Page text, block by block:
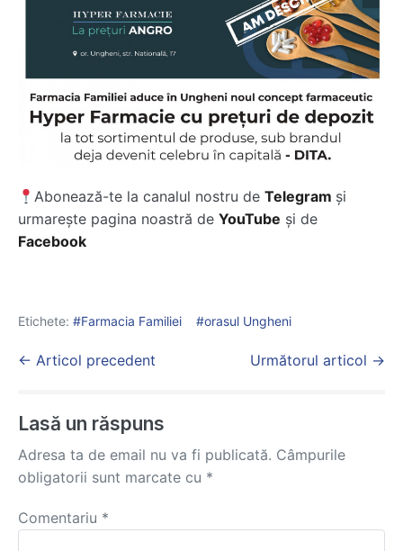
Abonează-te la canalul nostru deTelegram și
urmarește pagina noastră de YouTube și de
Facebook
Etichete: Farmacia Familiei orasul Ungheni
Post
← Articol precedent Următorul articol →
Lasă un răspuns
Adresa ta de email nu va fi publicată. Câmpurile
obligatorii sunt marcate cu *
Comentariu *